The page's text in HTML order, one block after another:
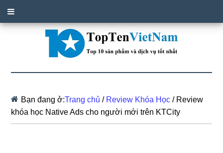
Bạn đang ở:Trang chủ / Review Khóa Học /Review
khóa học Native Ads cho người mới trên KTCity